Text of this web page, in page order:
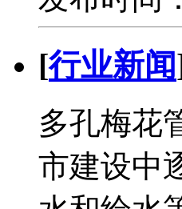
[行业新闻
多孔梅花
市建设中